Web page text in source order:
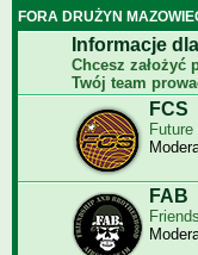
FORA DRUŻYN
Informacje
Chcesz założyć
Twój team
FCS
FAB